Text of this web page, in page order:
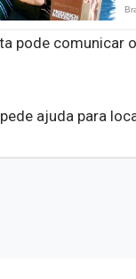
pode comunicar